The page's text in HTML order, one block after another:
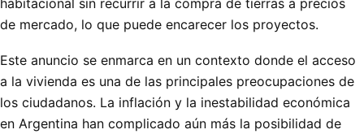
de mercado, lo que puede encarecer los proyectos.
Este anuncio se enmarca en un contexto donde el acceso
a la vivienda es una de las principales preocupaciones de
los ciudadanos. La inflación y la inestabilidad económica
en Argentina han complicado aún más la posibilidad de